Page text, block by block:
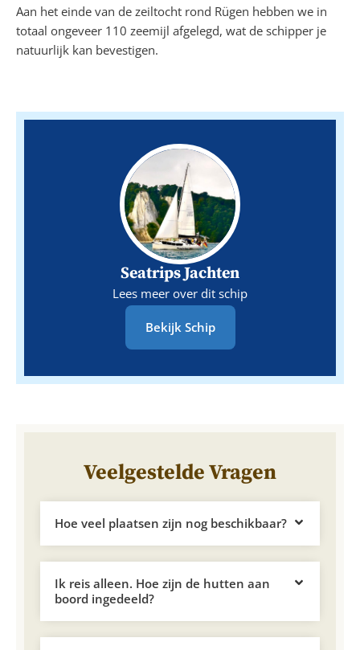
Aan het einde van de zeiltocht rond Rügen hebben we in
totaal ongeveer 110 zeemijl afgelegd, wat de schipper je
natuurlijk kan bevestigen.
Seatrips Jachten
Lees meer over dit schip
Bekijk Schip
Veelgestelde Vragen
Hoe veel plaatsen zijn nog beschikbaar?
Ik reis alleen. Hoe zijn de hutten aan
boord ingedeeld?